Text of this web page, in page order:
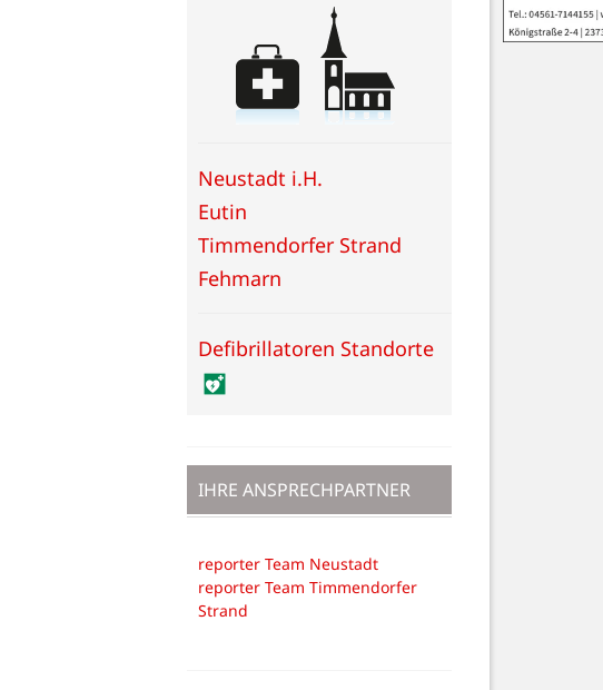
Neustadt i.H.
Eutin
Timmendorfer Strand
Fehmarn
Defibrillatoren Standorte
IHRE ANSPRECHPARTNER
reporter Team Neustadt
reporter Team Timmendorfer
Strand